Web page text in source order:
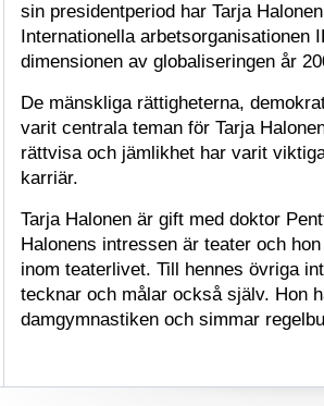
sin presidentperiod har Tarja
Internationella arbetsorganisationen
dimensionen av globaliseringen år
De mänskliga rättigheterna,
varit centrala teman för Tarja
rättvisa och jämlikhet har varit
karriär.
Tarja Halonen är gift med doktor
Halonens intressen är teater och
inom teaterlivet. Till hennes övriga
tecknar och målar också själv. Hon
damgymnastiken och simmar